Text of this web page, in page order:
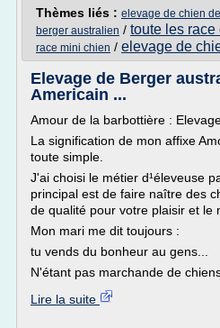
Thèmes liés : elevage de chien
berger australien / toute les
race mini chien / elevage de
Elevage de Berger
Americain ...
Amour de la barbottière :
La signification de mon affixe
toute simple.
J'ai choisi le métier d¹éleveuse
principal est de faire naître des
de qualité pour votre plaisir et le
Mon mari me dit toujours :
tu vends du bonheur au gens...
N'étant pas marchande de
Lire la suite